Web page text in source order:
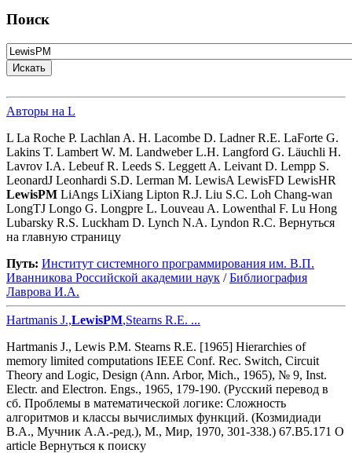
Поиск
Авторы на L
L La Roche P. Lachlan A. H. Lacombe D. Ladner R.E. LaForte G.
Lakins T. Lambert W. M. Landweber L.H. Langford G. Läuchli H.
Lavrov I.A. Lebeuf R. Leeds S. Leggett A. Leivant D. Lempp S.
LeonardJ Leonhardi S.D. Lerman M. LewisA LewisFD LewisHR
LewisPM LiAngs LiXiang Lipton R.J. Liu S.C. Loh Chang-wan
LongTJ Longo G. Longpre L. Louveau A. Lowenthal F. Lu Hong
Lubarsky R.S. Luckham D. Lynch N.A. Lyndon R.C. Вернуться
на главную страницу
Путь: Институт системного программирования им. В.П.
Иванникова Роcсийской академии наук /Библиография
Лаврова И.А.
Hartmanis J.,LewisPM,Stearns R.E. ...
Hartmanis J., Lewis P.M. Stearns R.E. [1965] Hierarchies of
memory limited computations IEEE Conf. Rec. Switch, Circuit
Theory and Logic, Design (Ann. Arbor, Mich., 1965), № 9, Inst.
Electr. and Electron. Engs., 1965, 179-190. (Русский перевод в
сб. Проблемы в математической логике: Сложность
алгоритмов и классы вычислимых функций. (Козмидиади
В.А., Мучник А.А.-ред.), М., Мир, 1970, 301-338.) 67.B5.171 O
article Вернуться к поиску